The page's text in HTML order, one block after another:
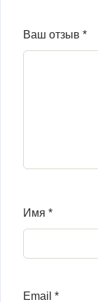
Ваш отзыв *
Имя *
Email *